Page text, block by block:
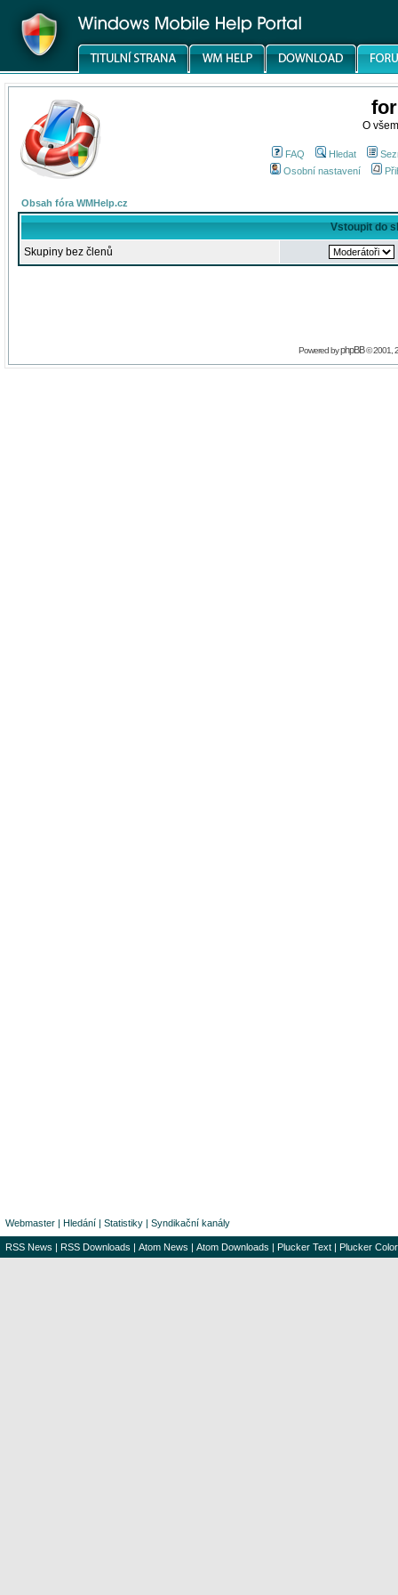
O
FAQ Hledat
Osobní nastavení
Obsah fóra WMHelp.cz
Vstoupit do
Skupiny bez členů
Powered byphpBB© 2001,
Webmaster | Hledání | Statistiky | Syndikační kanály
RSS News | RSS Downloads | Atom News | Atom Downloads | Plucker Text | Plucker Color